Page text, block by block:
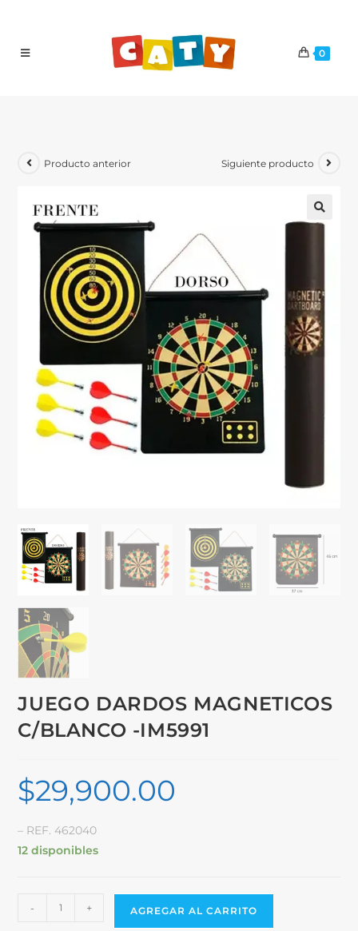
0
Producto anterior Siguiente producto
JUEGO DARDOS MAGNETICOS
C/BLANCO -IM5991
$29,900.00
– REF. 462040
12 disponibles
- + AGREGAR AL CARRITO